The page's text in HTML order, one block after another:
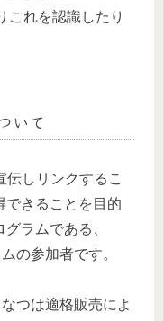
これを認識したり
いて
伝しリンクするこ
できることを目的
ラムである、
の参加者です。
つは適格販売によ